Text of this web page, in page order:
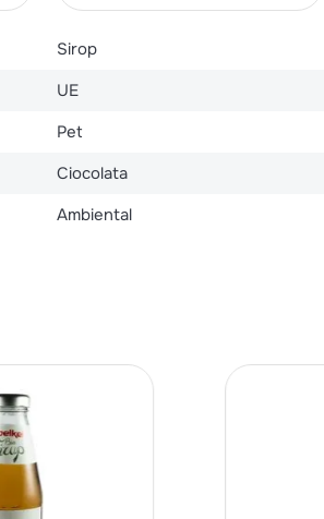
Sirop
UE
Pet
Ciocolata
Ambiental